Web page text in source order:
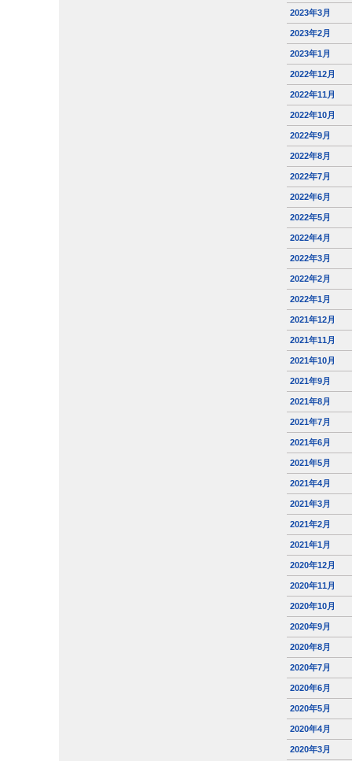
2023年3月
2023年2月
2023年1月
2022年12月
2022年11月
2022年10月
2022年9月
2022年8月
2022年7月
2022年6月
2022年5月
2022年4月
2022年3月
2022年2月
2022年1月
2021年12月
2021年11月
2021年10月
2021年9月
2021年8月
2021年7月
2021年6月
2021年5月
2021年4月
2021年3月
2021年2月
2021年1月
2020年12月
2020年11月
2020年10月
2020年9月
2020年8月
2020年7月
2020年6月
2020年5月
2020年4月
2020年3月